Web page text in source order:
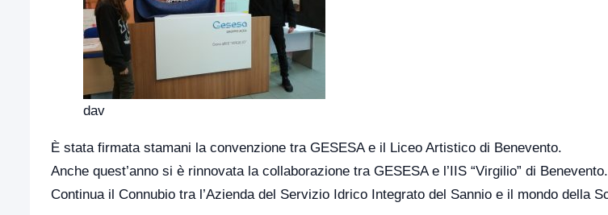
dav
È stata firmata stamani la convenzione tra GESESA e il Liceo Artistico di Benevento.
Anche quest’anno si è rinnovata la collaborazione tra GESESA e l’IIS “Virgilio” di Benevento.
Continua il Connubio tra l’Azienda del Servizio Idrico Integrato del Sannio e il mondo della